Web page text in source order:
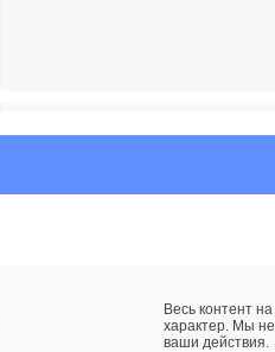
Весь контент
характер. Мы
ваши действия.